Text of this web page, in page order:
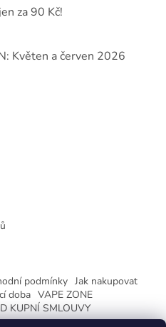
za 90 Kč!
Květen a červen 2026
podmínky Jak nakupovat
doba VAPE ZONE
KUPNÍ SMLOUVY